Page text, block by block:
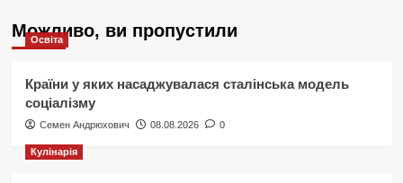
Можливо, ви пропустили
Освіта
Країни у яких насаджувалася сталінська модель
соціалізму
Семен Андрюхович 08.08.2026 0
Кулінарія